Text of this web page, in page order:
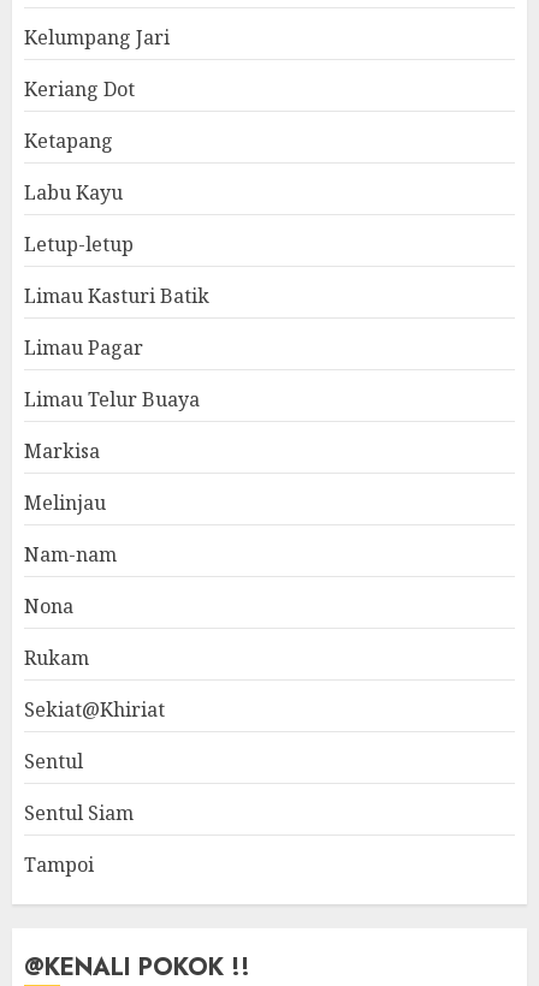
Kelumpang Jari
Keriang Dot
Ketapang
Labu Kayu
Letup-letup
Limau Kasturi Batik
Limau Pagar
Limau Telur Buaya
Markisa
Melinjau
Nam-nam
Nona
Rukam
Sekiat@Khiriat
Sentul
Sentul Siam
Tampoi
@KENALI POKOK !!